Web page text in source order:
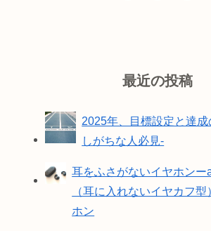
最近の投稿
2025年、目標設定と達
しがちな人必見-
耳をふさがないイヤホンー
（耳に入れないイヤカフ
ホン